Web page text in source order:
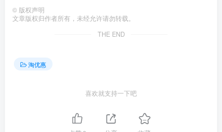
© 版权声明
文章版权归作者所有，未经允许请勿转载。
THE END
淘优惠
喜欢就支持一下吧